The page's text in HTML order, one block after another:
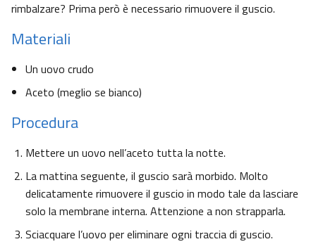
rimbalzare? Prima però è necessario rimuovere il guscio.
Materiali
Un uovo crudo
Aceto (meglio se bianco)
Procedura
Mettere un uovo nell’aceto tutta la notte.
La mattina seguente, il guscio sarà morbido. Molto
delicatamente rimuovere il guscio in modo tale da lasciare
solo la membrane interna. Attenzione a non strapparla.
Sciacquare l’uovo per eliminare ogni traccia di guscio.